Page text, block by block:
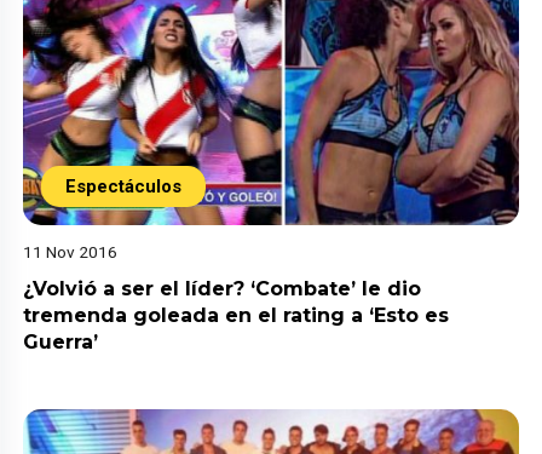
Espectáculos
11 Nov 2016
¿Volvió a ser el líder? ‘Combate’ le dio
tremenda goleada en el rating a ‘Esto es
Guerra’